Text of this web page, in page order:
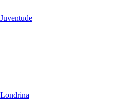
Juventude
Londrina